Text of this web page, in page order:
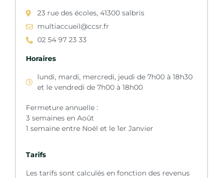
23 rue des écoles, 41300 salbris
multiaccueil@ccsr.fr
02 54 97 23 33
Horaires
lundi, mardi, mercredi, jeudi de 7h00 à 18h30
et le vendredi de 7h00 à 18h00
Fermeture annuelle :
3 semaines en Août
1 semaine entre Noël et le 1er Janvier
Tarifs
Les tarifs sont calculés en fonction des revenus